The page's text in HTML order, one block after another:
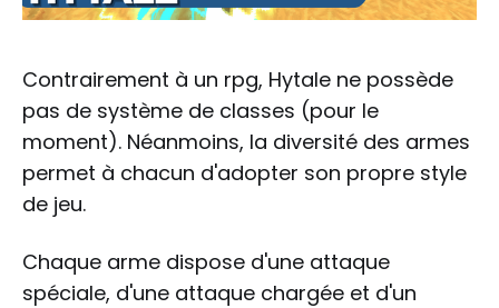
Contrairement à un rpg, Hytale ne possède
pas de système de classes (pour le
moment). Néanmoins, la diversité des armes
permet à chacun d'adopter son propre style
de jeu.
Chaque arme dispose d'une attaque
spéciale, d'une attaque chargée et d'un